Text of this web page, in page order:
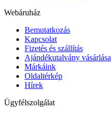
Webáruház
Bemutatkozás
Kapcsolat
Fizetés és szállítás
Ajándékutalvány vásárlása
Márkáink
Oldaltérkép
Hírek
Ügyfélszolgálat